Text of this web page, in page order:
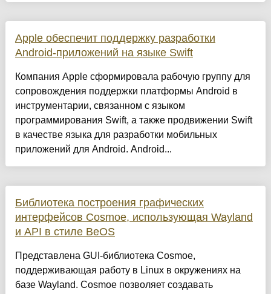
Apple обеспечит поддержку разработки
Android-приложений на языке Swift
Компания Apple сформировала рабочую группу для
сопровождения поддержки платформы Android в
инструментарии, связанном с языком
программирования Swift, а также продвижении Swift
в качестве языка для разработки мобильных
приложений для Android. Android...
Библиотека построения графических
интерфейсов Cosmoe, использующая Wayland
и API в стиле BeOS
Представлена GUI-библиотека Cosmoe,
поддерживающая работу в Linux в окружениях на
базе Wayland. Cosmoe позволяет создавать